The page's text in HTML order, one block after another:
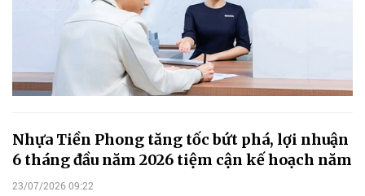
Nhựa Tiền Phong tăng tốc bứt phá, lợi nhuận
6 tháng đầu năm 2026 tiệm cận kế hoạch năm
23/07/2026 09:22